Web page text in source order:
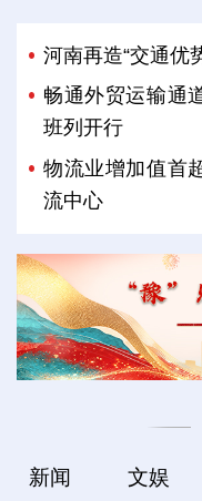
河南再造“交通优
畅通外贸运输通
班列开行
物流业增加值首
流中心
新闻 文娱